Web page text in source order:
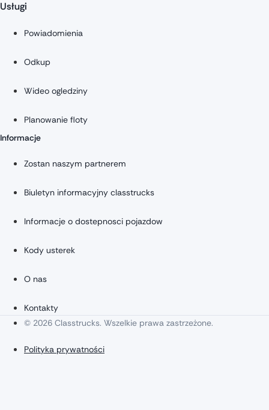
Usługi
Powiadomienia
Odkup
Wideo ogledziny
Planowanie floty
Informacje
Zostan naszym partnerem
Biuletyn informacyjny classtrucks
Informacje o dostepnosci pojazdow
Kody usterek
O nas
Kontakty
© 2026 Classtrucks. Wszelkie prawa zastrzeżone.
Polityka prywatności